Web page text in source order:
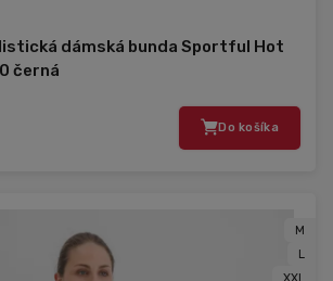
dámská bunda Sportful Hot
černá
Do košíka
M
L